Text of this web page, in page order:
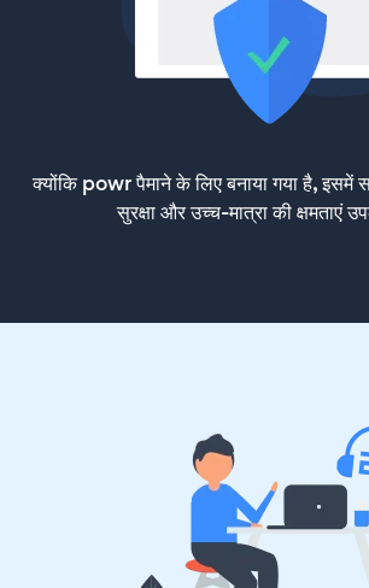
क्योंकि powr पैमाने के लिए बनाया गया है, इसमें
सुरक्षा और उच्च-मात्रा की क्षमताएं